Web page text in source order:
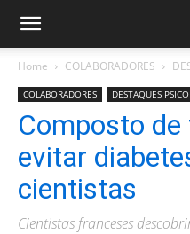
Home COLABORADORES
COLABORADORES DESTAQUES
Composto
evitar
cientistas
Cientistas franceses